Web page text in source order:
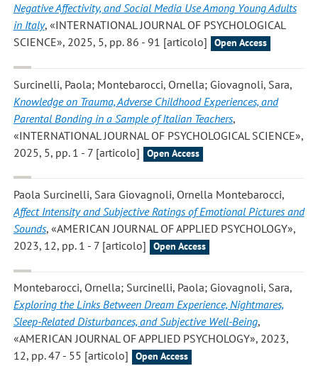
Negative Affectivity, and Social Media Use Among Young Adults
in Italy, «INTERNATIONAL JOURNAL OF PSYCHOLOGICAL
SCIENCE», 2025, 5, pp. 86 - 91 [articolo]
Open Access
Surcinelli, Paola; Montebarocci, Ornella; Giovagnoli, Sara,
Knowledge on Trauma, Adverse Childhood Experiences, and
Parental Bonding in a Sample of Italian Teachers,
«INTERNATIONAL JOURNAL OF PSYCHOLOGICAL SCIENCE»,
2025, 5, pp. 1 - 7 [articolo]
Open Access
Paola Surcinelli, Sara Giovagnoli, Ornella Montebarocci,
Affect Intensity and Subjective Ratings of Emotional Pictures and
Sounds, «AMERICAN JOURNAL OF APPLIED PSYCHOLOGY»,
2023, 12, pp. 1 - 7 [articolo]
Open Access
Montebarocci, Ornella; Surcinelli, Paola; Giovagnoli, Sara,
Exploring the Links Between Dream Experience, Nightmares,
Sleep-Related Disturbances, and Subjective Well-Being,
«AMERICAN JOURNAL OF APPLIED PSYCHOLOGY», 2023,
12, pp. 47 - 55 [articolo]
Open Access